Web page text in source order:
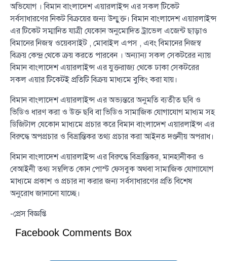
অভিযোগ । বিমান বাংলাদেশ এয়ারলাইন্স এর সকল টিকেট
সর্বসাধারণের নিকট বিক্রয়ের জন্য উন্মুক্ত। বিমান বাংলাদেশ এয়ারলাইন্স
এর টিকেট সম্মানিত যাত্রী যেকোন অনুমোদিত ট্রাভেল এজেন্ট ছাড়াও
বিমানের নিজস্ব ওয়েবসাইট , মোবাইল এপস , এবং বিমানের নিজস্ব
বিক্রয় কেন্দ্র থেকে ক্রয় করতে পারবেন । অন্যান্য সকল সেকটরের ন্যায়
বিমান বাংলাদেশ এয়ারলাইন্স এর যুক্তরাজ্য থেকে ঢাকা সেকটরের
সকল এয়ার টিকেটই প্রতিটি বিক্রয় মাধ্যমে বুকিং করা যায়।
বিমান বাংলাদেশ এয়ারলাইন্স এর অভ্যন্তরে অনুমতি ব্যতীত ছবি ও
ভিডিও ধারণ করা ও উক্ত ছবি বা ভিডিও সামাজিক যোগাযোগ মাধ্যম সহ
ডিজিটাল যেকোন মাধ্যমে প্রচার করে বিমান বাংলাদেশ এয়ারলাইন্স এর
বিরুদ্ধে অপপ্রচার ও বিভ্রান্তিকর তথ্য প্রচার করা আইনত দণ্ডনীয় অপরাধ।
বিমান বাংলাদেশ এয়ারলাইন্স এর বিরুদ্ধে বিভ্রান্তিকর, মানহানীকর ও
বেআইনী তথ্য সম্বলিত কোন পোস্ট ফেসবুক অথবা সামাজিক যোগাযোগ
মাধ্যমে প্রকাশ ও প্রচার না করার জন্য সর্বসাধারণের প্রতি বিশেষ
অনুরোধ জানানো যাচ্ছে।
-প্রেস বিজ্ঞপ্তি
Facebook Comments Box